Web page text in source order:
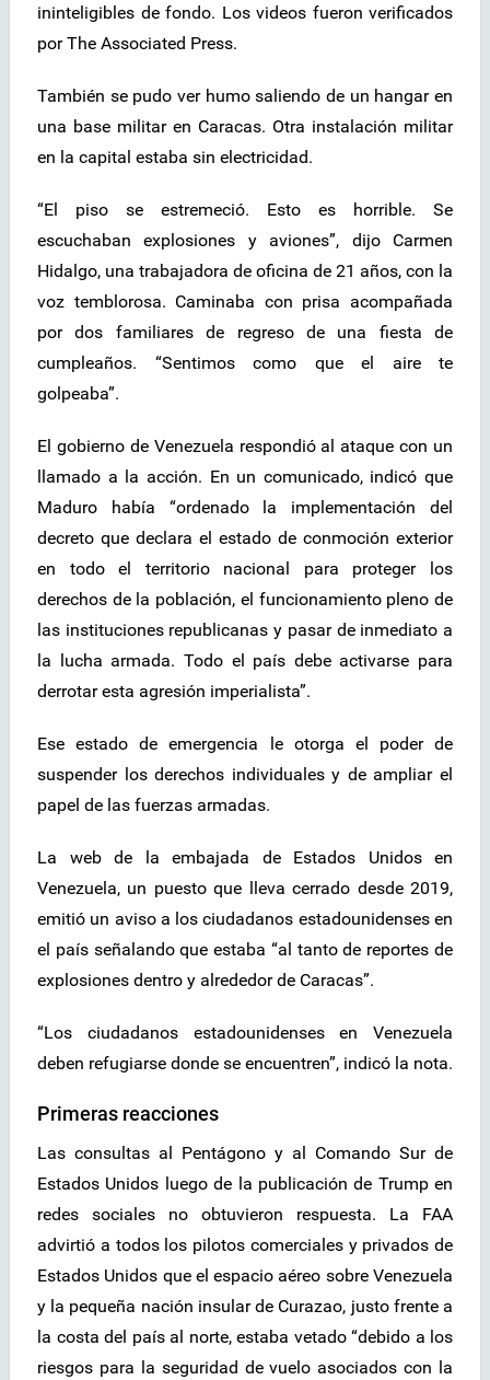
ininteligibles de fondo. Los videos fueron verificados
por The Associated Press.
También se pudo ver humo saliendo de un hangar en
una base militar en Caracas. Otra instalación militar
en la capital estaba sin electricidad.
“El piso se estremeció. Esto es horrible. Se
escuchaban explosiones y aviones”, dijo Carmen
Hidalgo, una trabajadora de oficina de 21 años, con la
voz temblorosa. Caminaba con prisa acompañada
por dos familiares de regreso de una fiesta de
cumpleaños. “Sentimos como que el aire te
golpeaba”.
El gobierno de Venezuela respondió al ataque con un
llamado a la acción. En un comunicado, indicó que
Maduro había “ordenado la implementación del
decreto que declara el estado de conmoción exterior
en todo el territorio nacional para proteger los
derechos de la población, el funcionamiento pleno de
las instituciones republicanas y pasar de inmediato a
la lucha armada. Todo el país debe activarse para
derrotar esta agresión imperialista”.
Ese estado de emergencia le otorga el poder de
suspender los derechos individuales y de ampliar el
papel de las fuerzas armadas.
La web de la embajada de Estados Unidos en
Venezuela, un puesto que lleva cerrado desde 2019,
emitió un aviso a los ciudadanos estadounidenses en
el país señalando que estaba “al tanto de reportes de
explosiones dentro y alrededor de Caracas”.
“Los ciudadanos estadounidenses en Venezuela
deben refugiarse donde se encuentren”, indicó la nota.
Primeras reacciones
Las consultas al Pentágono y al Comando Sur de
Estados Unidos luego de la publicación de Trump en
redes sociales no obtuvieron respuesta. La FAA
advirtió a todos los pilotos comerciales y privados de
Estados Unidos que el espacio aéreo sobre Venezuela
y la pequeña nación insular de Curazao, justo frente a
la costa del país al norte, estaba vetado “debido a los
riesgos para la seguridad de vuelo asociados con la